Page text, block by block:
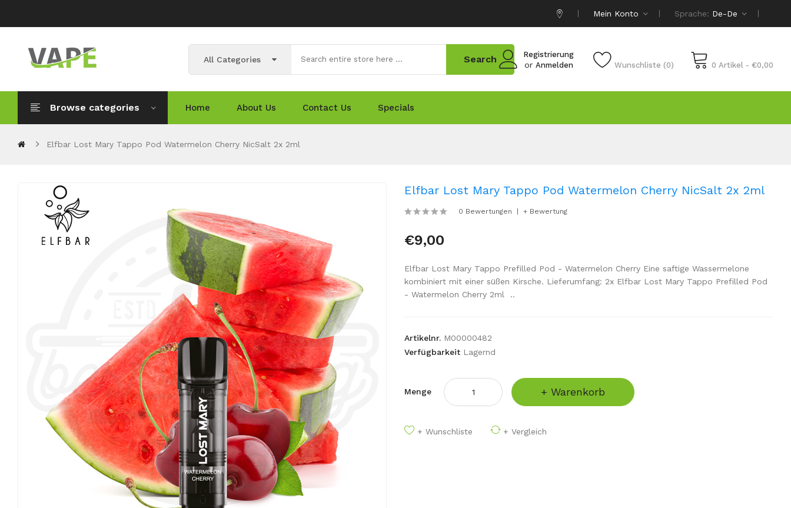
Mein Konto Sprache: De-De
Registrierung
or Anmelden Wunschliste (0) 0 Artikel - €0,00
All Categories Search
Browse categories Home About Us Contact Us Specials
Elfbar Lost Mary Tappo Pod Watermelon Cherry NicSalt 2x 2ml
Elfbar Lost Mary Tappo Pod Watermelon Cherry NicSalt 2x 2ml
0 Bewertungen + Bewertung
€9,00
Elfbar Lost Mary Tappo Prefilled Pod - Watermelon Cherry Eine saftige Wassermelone
kombiniert mit einer süßen Kirsche. Lieferumfang: 2x Elfbar Lost Mary Tappo Prefilled Pod
- Watermelon Cherry 2ml ..
Artikelnr. M00000482
Verfügbarkeit Lagernd
Menge + Warenkorb
+ Wunschliste + Vergleich